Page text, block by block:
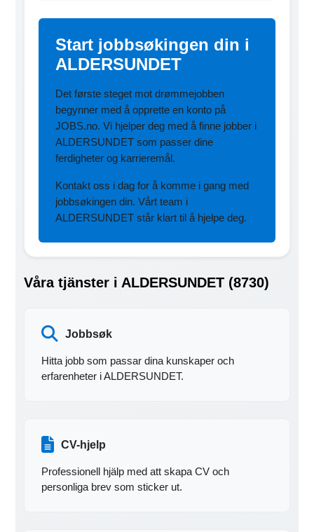
Start jobbsøkingen din i
ALDERSUNDET
Det første steget mot drømmejobben
begynner med å opprette en konto på
JOBS.no. Vi hjelper deg med å finne jobber i
ALDERSUNDET som passer dine
ferdigheter og karrieremål.
Kontakt oss i dag for å komme i gang med
jobbsøkingen din. Vårt team i
ALDERSUNDET står klart til å hjelpe deg.
Våra tjänster i ALDERSUNDET (8730)
Jobbsøk
Hitta jobb som passar dina kunskaper och
erfarenheter i ALDERSUNDET.
CV-hjelp
Professionell hjälp med att skapa CV och
personliga brev som sticker ut.